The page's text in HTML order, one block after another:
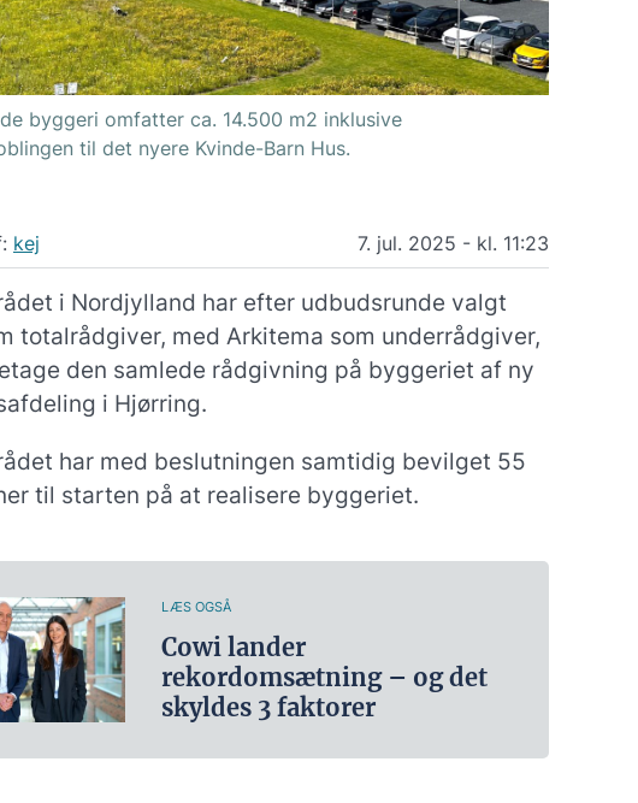
byggeri omfatter ca. 14.500 m2 inklusive
til det nyere Kvinde-Barn Hus.
kej 7. jul. 2025 - kl. 11:23
i Nordjylland har efter udbudsrunde valgt
totalrådgiver, med Arkitema som underrådgiver,
den samlede rådgivning på byggeriet af ny
i Hjørring.
har med beslutningen samtidig bevilget 55
til starten på at realisere byggeriet.
LÆS OGSÅ
Cowi lander
rekordomsætning – og det
skyldes 3 faktorer